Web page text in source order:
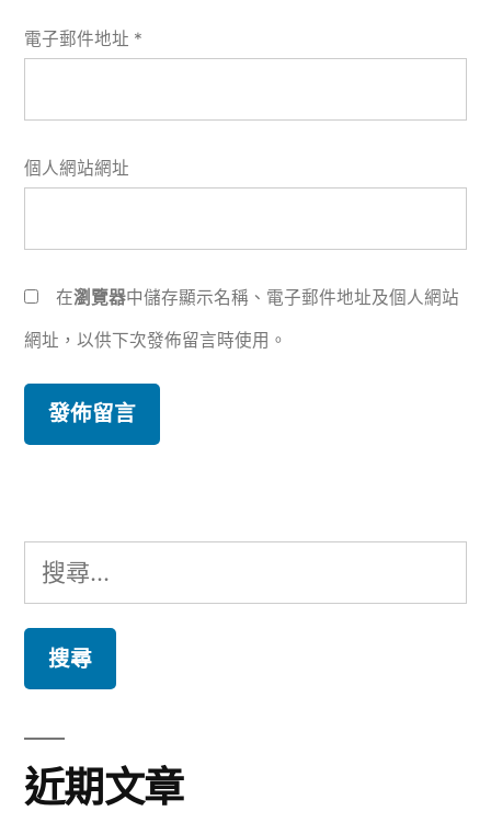
電子郵件地址 *
個人網站網址
在瀏覽器中儲存顯示名稱、電子郵件地址及個人網站
網址，以供下次發佈留言時使用。
搜
尋
鍵
字:
近期文章